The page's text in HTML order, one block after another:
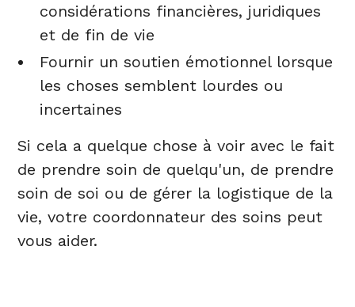
considérations financières, juridiques
et de fin de vie
Fournir un soutien émotionnel lorsque
les choses semblent lourdes ou
incertaines
Si cela a quelque chose à voir avec le fait
de prendre soin de quelqu'un, de prendre
soin de soi ou de gérer la logistique de la
vie, votre coordonnateur des soins peut
vous aider.